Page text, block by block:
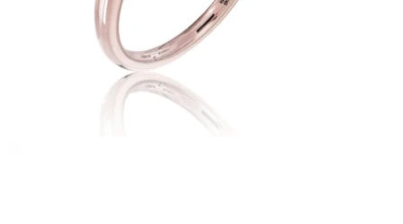
Twist Elegance
Zásnubné prstne z kolekcie Twist Elegance.